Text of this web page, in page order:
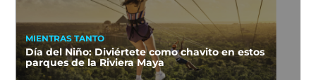
MIENTRAS TANTO
Día del Niño: Diviértete como chavito en estos
parques de la Riviera Maya